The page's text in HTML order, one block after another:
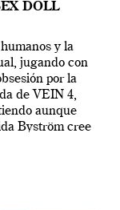
DOLL
y la
jugando con
por la
de VEIN 4,
aunque
Byström cree
[…]